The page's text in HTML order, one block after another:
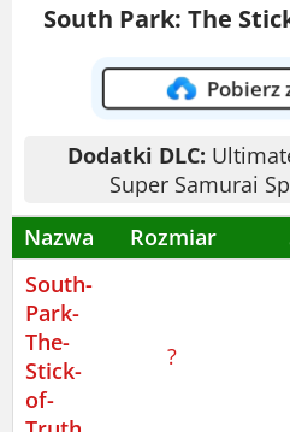
Procesor:Core 2
Karta graficzna:
Miejsce na
South Park:
rozgrywka
Walka turowa jak w
Ale tutaj walczysz z
nazistowskimi
wściekłymi rodzicami.
czarodziejem,
South Park: The
Pobierz
Dodatki DLC:
Super Samurai
Nazwa
Rozmiar
South-
Park-
The-
Stick-
of-
?